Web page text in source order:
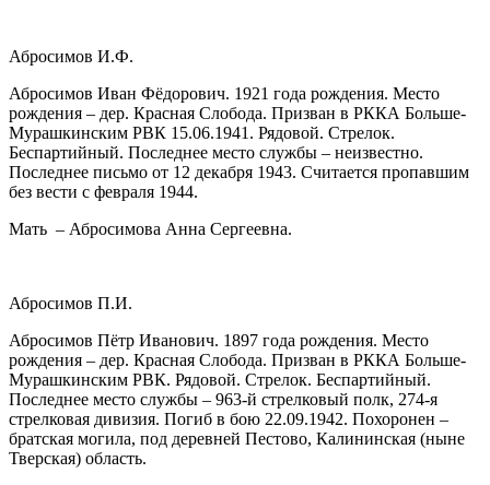
Абросимов И.Ф.
Абросимов Иван Фёдорович. 1921 года рождения. Место
рождения – дер. Красная Слобода. Призван в РККА Больше-
Мурашкинским РВК 15.06.1941. Рядовой. Стрелок.
Беспартийный. Последнее место службы – неизвестно.
Последнее письмо от 12 декабря 1943. Считается пропавшим
без вести с февраля 1944.
Мать – Абросимова Анна Сергеевна.
Абросимов П.И.
Абросимов Пётр Иванович. 1897 года рождения. Место
рождения – дер. Красная Слобода. Призван в РККА Больше-
Мурашкинским РВК. Рядовой. Стрелок. Беспартийный.
Последнее место службы – 963-й стрелковый полк, 274-я
стрелковая дивизия. Погиб в бою 22.09.1942. Похоронен –
братская могила, под деревней Пестово, Калининская (ныне
Тверская) область.